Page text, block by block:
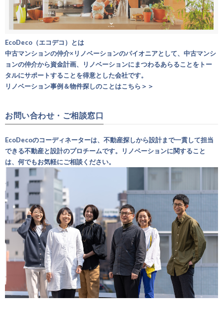
EcoDeco（エコデコ）とは
中古マンションの仲介×リノベーションのパイオニアとして、中古マンシ
ョンの仲介から資金計画、リノベーションにまつわるあらることをトー
タルにサポートすることを得意とした会社です。
リノベーション事例＆物件探しのことはこちら＞＞
お問い合わせ・ご相談窓口
EcoDecoのコーディネーターは、不動産探しから設計まで一貫して担当
できる不動産と設計のプロチームです。リノベーションに関すること
は、何でもお気軽にご相談ください。